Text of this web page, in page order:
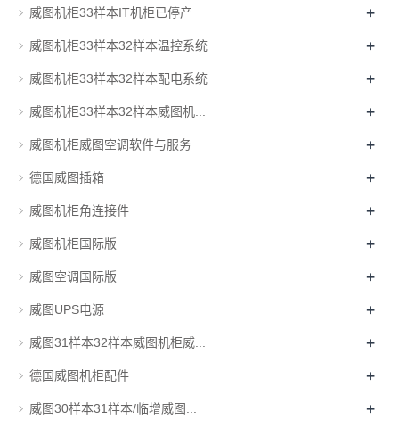
威图机柜33样本IT机柜已停产 +
威图机柜33样本32样本温控系统 +
威图机柜33样本32样本配电系统 +
威图机柜33样本32样本威图机... +
威图机柜威图空调软件与服务 +
德国威图插箱 +
威图机柜角连接件 +
威图机柜国际版 +
威图空调国际版 +
威图UPS电源 +
威图31样本32样本威图机柜威... +
德国威图机柜配件 +
威图30样本31样本/临增威图... +